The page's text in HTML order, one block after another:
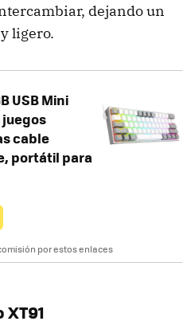
dejando un
ligero.
USB Mini
cable
portátil para
por estos enlaces